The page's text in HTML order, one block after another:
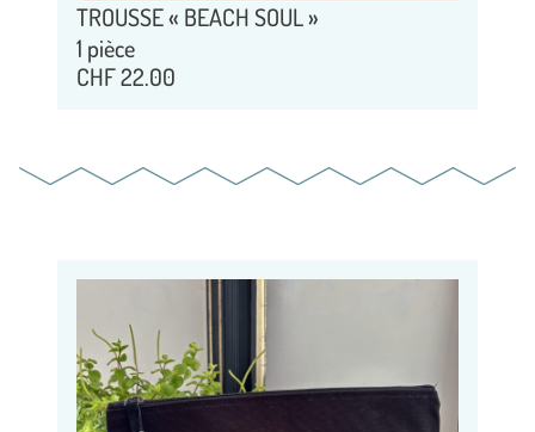
TROUSSE « BEACH SOUL »
1 pièce
CHF22.00